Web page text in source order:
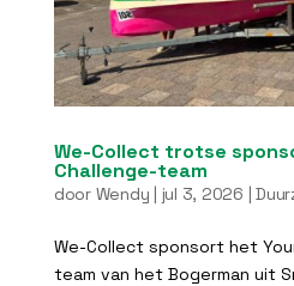
We-Collect trotse
Challenge-team
door Wendy | jul 3, 2026 |
We-Collect sponsort het
team van het Bogerman uit